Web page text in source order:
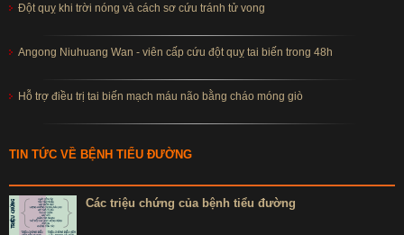
Đột quỵ khi trời nóng và cách sơ cứu tránh tử vong
Angong Niuhuang Wan - viên cấp cứu đột quỵ tai biến trong 48h
Hỗ trợ điều trị tai biến mạch máu não bằng cháo móng giò
TIN TỨC VỀ BỆNH TIỂU ĐƯỜNG
Các triệu chứng của bệnh tiểu đường